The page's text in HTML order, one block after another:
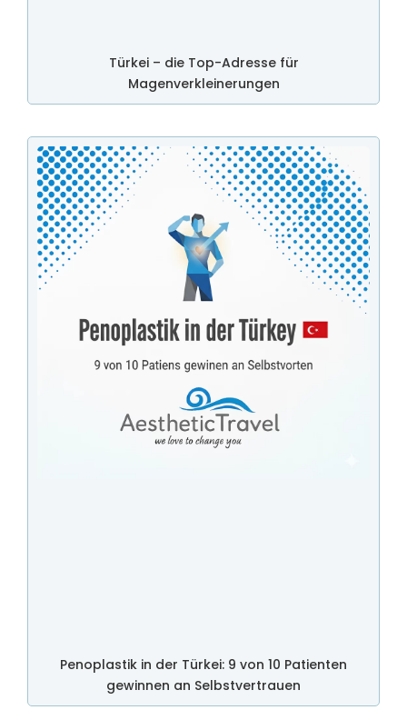
Türkei – die Top-Adresse für
Magenverkleinerungen
Penoplastik in der Türkei: 9 von 10 Patienten
gewinnen an Selbstvertrauen